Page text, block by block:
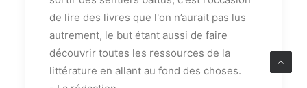
de lire des livres que l'on n’aurait pas lus
autrement, le but étant aussi de faire
découvrir toutes les ressources de la
littérature en allant au fond des choses.